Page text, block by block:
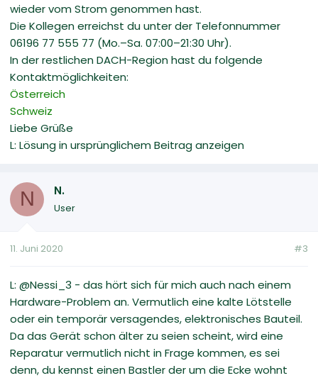
wieder vom Strom genommen hast.
Die Kollegen erreichst du unter der Telefonnummer
06196 77 555 77 (Mo.–Sa. 07:00–21:30 Uhr).
In der restlichen DACH-Region hast du folgende
Kontaktmöglichkeiten:
Österreich
Schweiz
Liebe Grüße
L: Lösung in ursprünglichem Beitrag anzeigen
N N.
User
11. Juni 2020 #3
L: @Nessi_3 - das hört sich für mich auch nach einem
Hardware-Problem an. Vermutlich eine kalte Lötstelle
oder ein temporär versagendes, elektronisches Bauteil.
Da das Gerät schon älter zu seien scheint, wird eine
Reparatur vermutlich nicht in Frage kommen, es sei
denn, du kennst einen Bastler der um die Ecke wohnt